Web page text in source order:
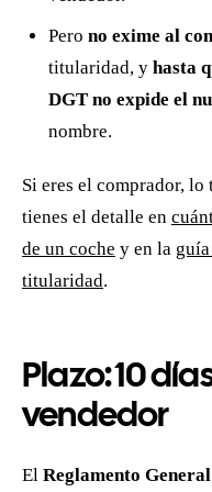
Pero no exime al
titularidad, y hasta
DGT no expide el
nombre.
Si eres el comprador,
tienes el detalle en
de un coche y en la
titularidad.
Plazo: 10
vendedor
El Reglamento